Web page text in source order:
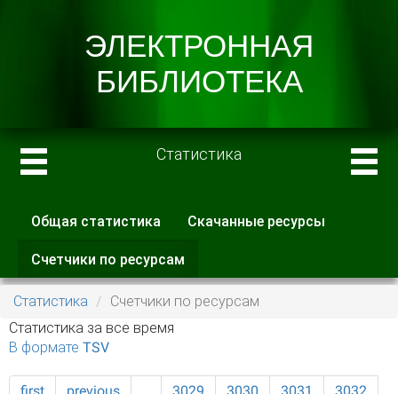
Статистика
Главные вкладки
Общая статистика Скачанные ресурсы
Счетчики по ресурсам
вкладка)
Статистика
Счетчики по ресурсам
Статистика за все время
В формате TSV